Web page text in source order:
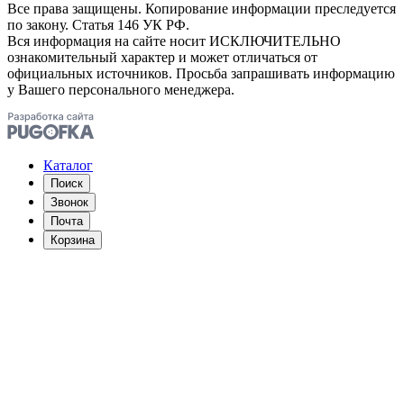
Все права защищены. Копирование информации преследуется
по закону. Статья 146 УК РФ.
Вся информация на сайте носит ИСКЛЮЧИТЕЛЬНО
ознакомительный характер и может отличаться от
официальных источников. Просьба запрашивать информацию
у Вашего персонального менеджера.
Каталог
Поиск
Звонок
Почта
Корзина